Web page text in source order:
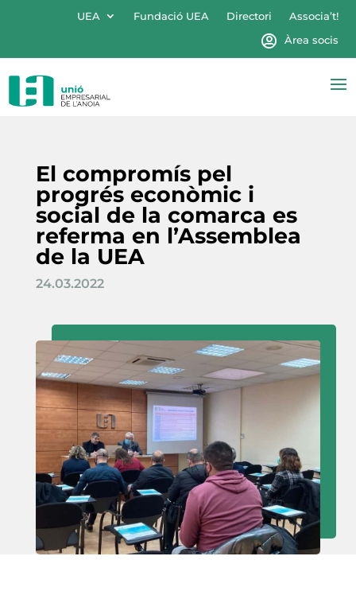
UEA Fundació UEA Directori
Associa’t!
Àrea socis
El compromís pel
progrés econòmic i
social de la comarca es
referma en l’Assemblea
de la UEA
24.03.2022